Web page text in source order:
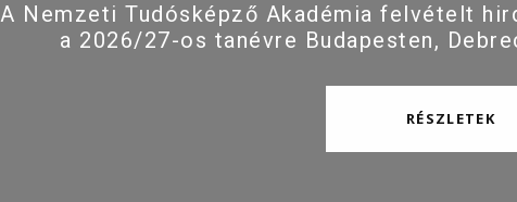
A Nemzeti Tudósképző Akadémia felvételt
a 2026/27-os tanévre Budapesten,
RÉSZLETEK